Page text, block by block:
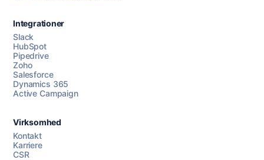
Chat med os
AI Campaign Assist
Integrationer
Slack
HubSpot
Pipedrive
Zoho
Salesforce
Dynamics 365
Active Campaign
Virksomhed
Kontakt
Karriere
CSR